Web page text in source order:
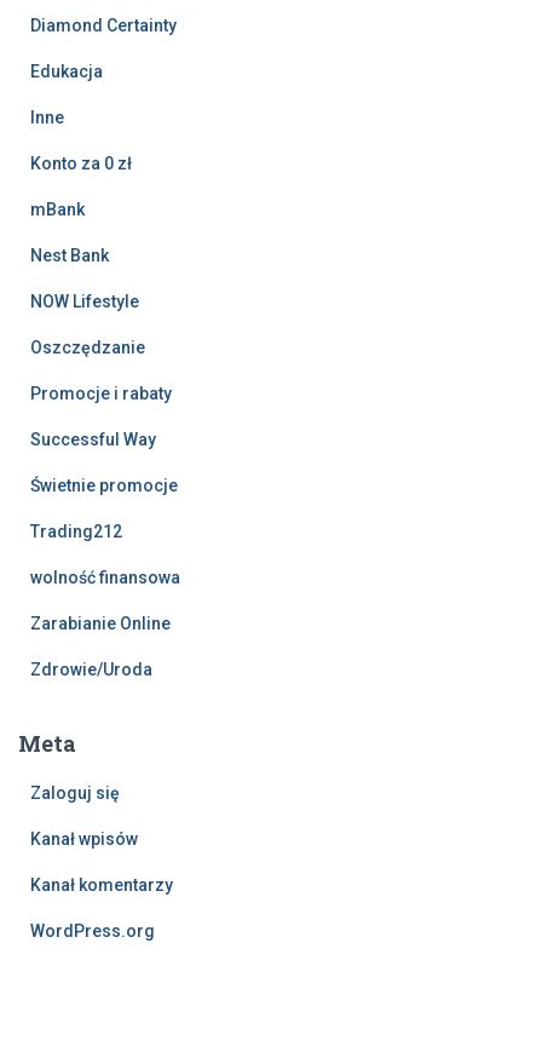
Diamond Certainty
Edukacja
Inne
Konto za 0 zł
mBank
Nest Bank
NOW Lifestyle
Oszczędzanie
Promocje i rabaty
Successful Way
Świetnie promocje
Trading212
wolność finansowa
Zarabianie Online
Zdrowie/Uroda
Meta
Zaloguj się
Kanał wpisów
Kanał komentarzy
WordPress.org